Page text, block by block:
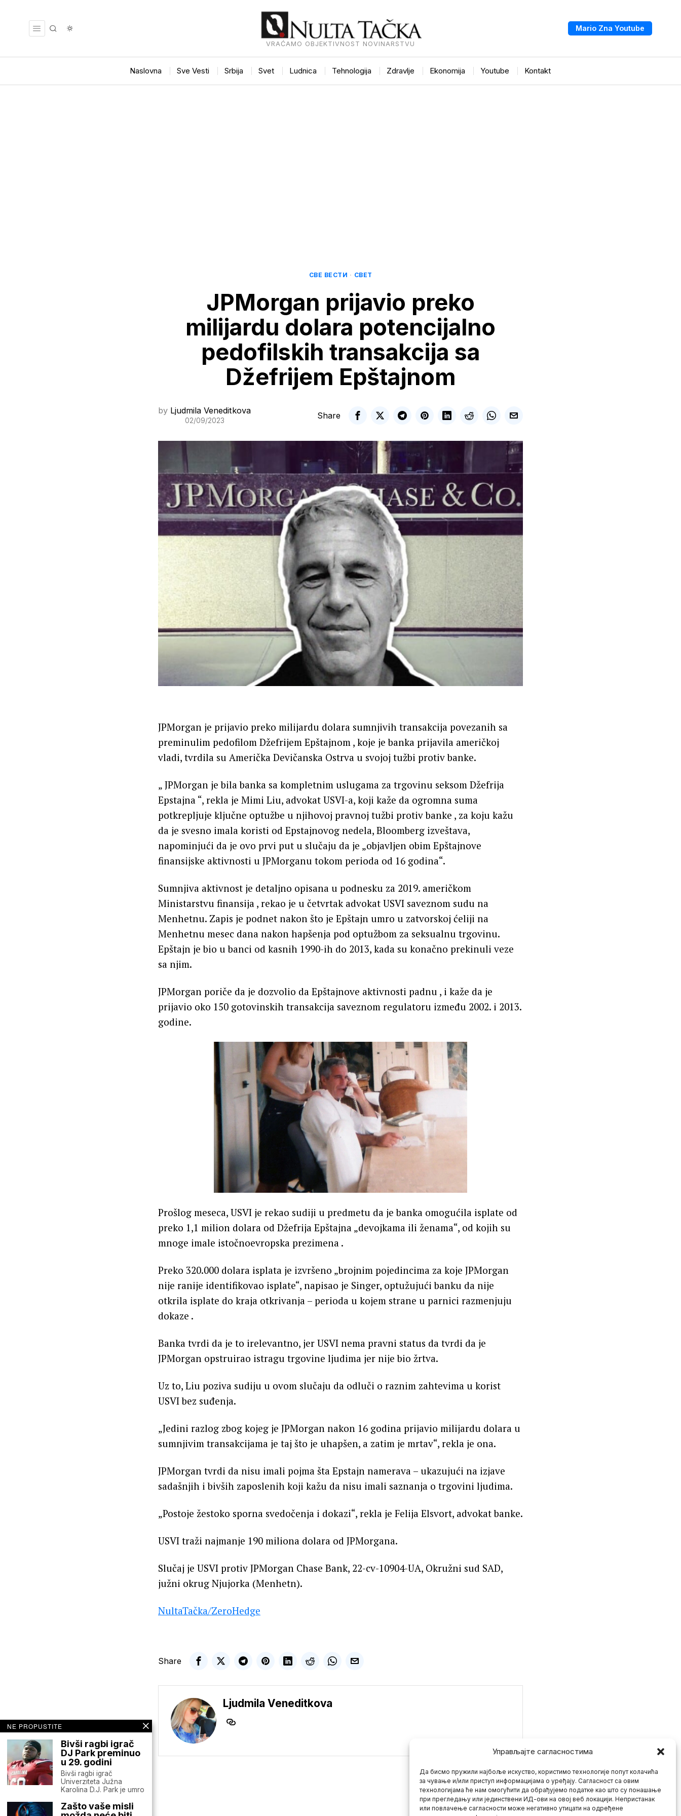
Управљајте сагласностима
Да бисмо пружили најбоље искуство, користимо технологије попут колачића
за чување и/или приступ информацијама о уређају. Сагласност са овим
технологијама ће нам омогућити да обрађујемо податке као што су понашање
при прегледању или јединствени ИД-ови на овој веб локацији. Непристанак
или повлачење сагласности може негативно утицати на одређене
VRAĆAMO OBJEKTIVNOST NOVINARSTVU
Mario Zna Youtube
Naslovna Sve Vesti Srbija Svet Ludnica Tehnologija Zdravlje Ekonomija Youtube Kontakt
СВЕ ВЕСТИ · СВЕТ
JPMorgan prijavio preko
milijardu dolara potencijalno
pedofilskih transakcija sa
Džefrijem Epštajnom
by Ljudmila Veneditkova
02/09/2023
Share
JPMorgan je prijavio preko milijardu dolara sumnjivih transakcija povezanih sa
preminulim pedofilom Džefrijem Epštajnom , koje je banka prijavila američkoj
vladi, tvrdila su Američka Devičanska Ostrva u svojoj tužbi protiv banke.
„ JPMorgan je bila banka sa kompletnim uslugama za trgovinu seksom Džefrija
Epstajna “, rekla je Mimi Liu, advokat USVI-a, koji kaže da ogromna suma
potkrepljuje ključne optužbe u njihovoj pravnoj tužbi protiv banke , za koju kažu
da je svesno imala koristi od Epstajnovog nedela, Bloomberg izveštava,
napominjući da je ovo prvi put u slučaju da je „objavljen obim Epštajnove
finansijske aktivnosti u JPMorganu tokom perioda od 16 godina“.
Sumnjiva aktivnost je detaljno opisana u podnesku za 2019. američkom
Ministarstvu finansija , rekao je u četvrtak advokat USVI saveznom sudu na
Menhetnu. Zapis je podnet nakon što je Epštajn umro u zatvorskoj ćeliji na
Menhetnu mesec dana nakon hapšenja pod optužbom za seksualnu trgovinu.
Epštajn je bio u banci od kasnih 1990-ih do 2013, kada su konačno prekinuli veze
sa njim.
JPMorgan poriče da je dozvolio da Epštajnove aktivnosti padnu , i kaže da je
prijavio oko 150 gotovinskih transakcija saveznom regulatoru između 2002. i 2013.
godine.
Prošlog meseca, USVI je rekao sudiji u predmetu da je banka omogućila isplate od
preko 1,1 milion dolara od Džefrija Epštajna „devojkama ili ženama“, od kojih su
mnoge imale istočnoevropska prezimena .
Preko 320.000 dolara isplata je izvršeno „brojnim pojedincima za koje JPMorgan
nije ranije identifikovao isplate“, napisao je Singer, optužujući banku da nije
otkrila isplate do kraja otkrivanja – perioda u kojem strane u parnici razmenjuju
dokaze .
Banka tvrdi da je to irelevantno, jer USVI nema pravni status da tvrdi da je
JPMorgan opstruirao istragu trgovine ljudima jer nije bio žrtva.
Uz to, Liu poziva sudiju u ovom slučaju da odluči o raznim zahtevima u korist
USVI bez suđenja.
„Jedini razlog zbog kojeg je JPMorgan nakon 16 godina prijavio milijardu dolara u
sumnjivim transakcijama je taj što je uhapšen, a zatim je mrtav“, rekla je ona.
JPMorgan tvrdi da nisu imali pojma šta Epstajn namerava – ukazujući na izjave
sadašnjih i bivših zaposlenih koji kažu da nisu imali saznanja o trgovini ljudima.
„Postoje žestoko sporna svedočenja i dokazi“, rekla je Felija Elsvort, advokat banke.
USVI traži najmanje 190 miliona dolara od JPMorgana.
Slučaj je USVI protiv JPMorgan Chase Bank, 22-cv-10904-UA, Okružni sud SAD,
južni okrug Njujorka (Menhetn).
NultaTačka/ZeroHedge
Share
Ljudmila Veneditkova
NE PROPUSTITE
Bivši ragbi igrač
DJ Park preminuo
u 29. godini
Bivši ragbi igrač
Univerziteta Južna
Karolina D.J. Park je umro
Zašto vaše misli